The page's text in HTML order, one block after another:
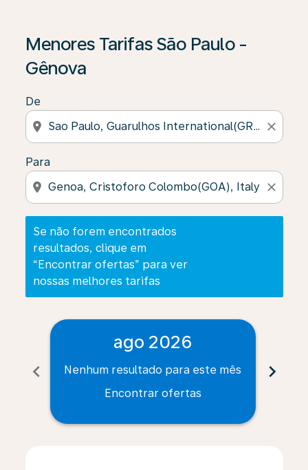
Menores Tarifas São Paulo -
Gênova
De
location_on close
Para
location_on close
Se não forem encontrados
resultados, clique em
“Encontrar ofertas” para ver
nossas melhores tarifas
Se não forem encontrados resultados, clique em
chevron_left
ago 2026
Nenhum resultado para este mês
Encontrar ofertas
chevron_right